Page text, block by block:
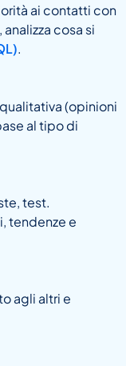
ai contatti con
cosa si
.
(opinioni
al tipo di
test.
tendenze e
agli altri e